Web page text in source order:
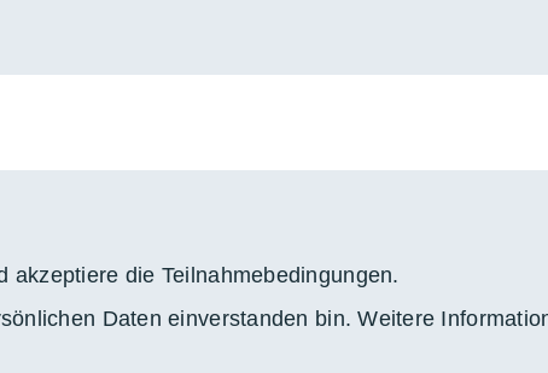
die Teilnahmebedingungen.
Daten einverstanden bin. Weitere